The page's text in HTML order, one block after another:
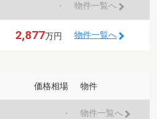
- 物件一覧へ
2,877万円 物件一覧へ
価格相場 物件
- 物件一覧へ